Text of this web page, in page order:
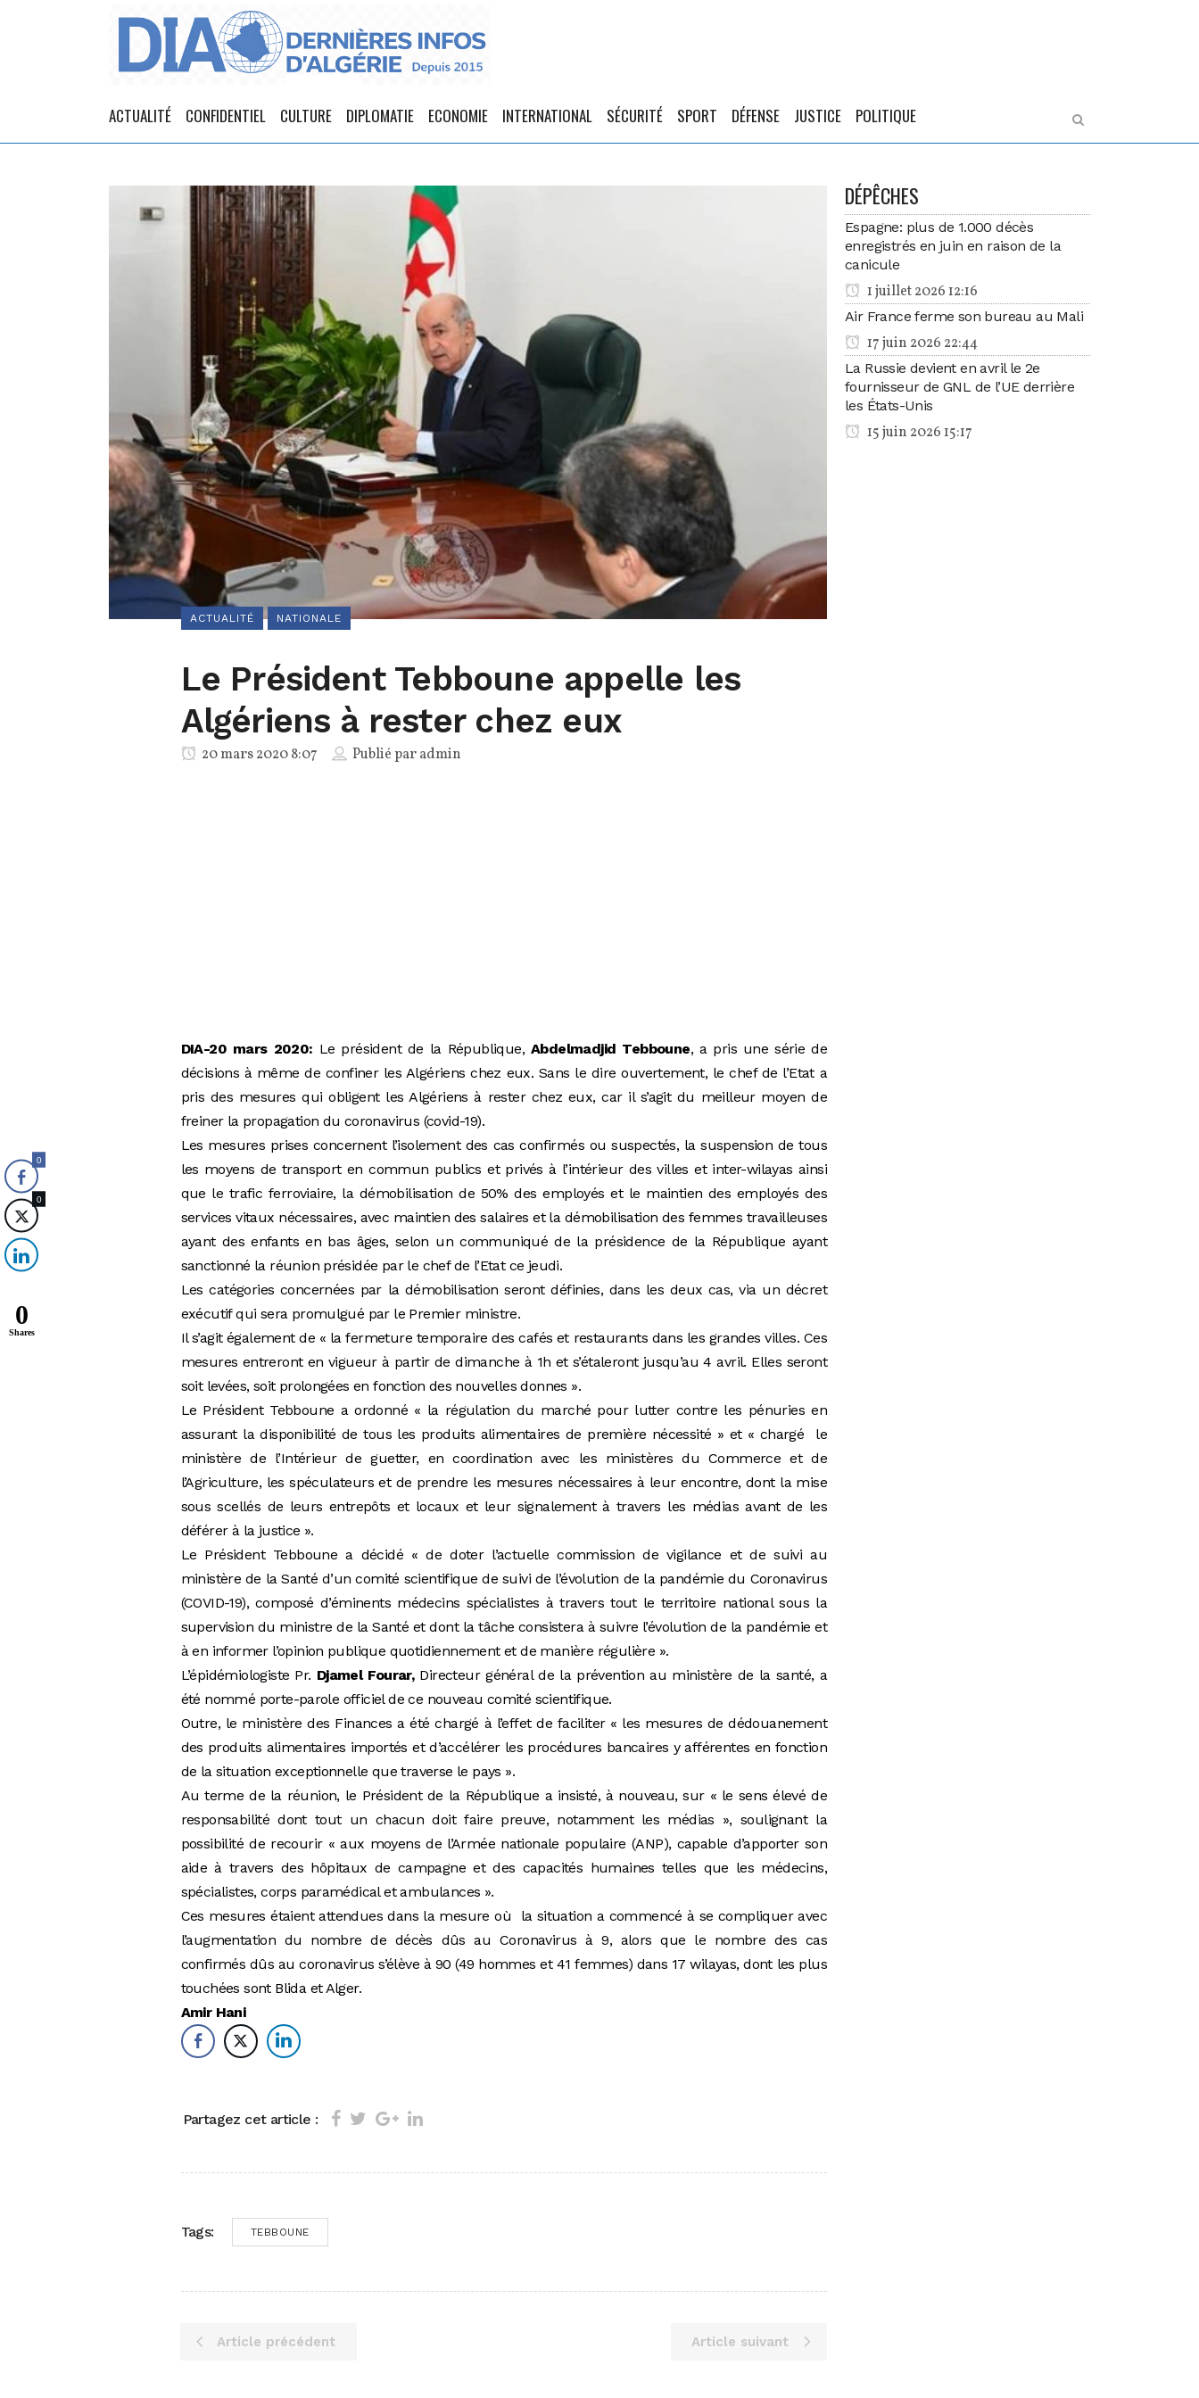
ACTUALITÉ CONFIDENTIEL CULTURE DIPLOMATIE ECONOMIE INTERNATIONAL SÉCURITÉ SPORT DÉFENSE JUSTICE POLITIQUE
ACTUALITÉ NATIONALE
Le Président Tebboune appelle les
Algériens à rester chez eux
20 mars 2020 8:07 Publié paradmin
DIA-20 mars 2020: Le président de la République, Abdelmadjid Tebboune, a pris une série de
décisions à même de confiner les Algériens chez eux. Sans le dire ouvertement, le chef de l’Etat a
pris des mesures qui obligent les Algériens à rester chez eux, car il s’agit du meilleur moyen de
freiner la propagation du coronavirus (covid-19).
Les mesures prises concernent l’isolement des cas confirmés ou suspectés, la suspension de tous
les moyens de transport en commun publics et privés à l’intérieur des villes et inter-wilayas ainsi
que le trafic ferroviaire, la démobilisation de 50% des employés et le maintien des employés des
services vitaux nécessaires, avec maintien des salaires et la démobilisation des femmes travailleuses
ayant des enfants en bas âges, selon un communiqué de la présidence de la République ayant
sanctionné la réunion présidée par le chef de l’Etat ce jeudi.
Les catégories concernées par la démobilisation seront définies, dans les deux cas, via un décret
exécutif qui sera promulgué par le Premier ministre.
Il s’agit également de « la fermeture temporaire des cafés et restaurants dans les grandes villes. Ces
mesures entreront en vigueur à partir de dimanche à 1h et s’étaleront jusqu’au 4 avril. Elles seront
soit levées, soit prolongées en fonction des nouvelles donnes ».
Le Président Tebboune a ordonné « la régulation du marché pour lutter contre les pénuries en
assurant la disponibilité de tous les produits alimentaires de première nécessité » et « chargé le
ministère de l’Intérieur de guetter, en coordination avec les ministères du Commerce et de
l’Agriculture, les spéculateurs et de prendre les mesures nécessaires à leur encontre, dont la mise
sous scellés de leurs entrepôts et locaux et leur signalement à travers les médias avant de les
déférer à la justice ».
Le Président Tebboune a décidé « de doter l’actuelle commission de vigilance et de suivi au
ministère de la Santé d’un comité scientifique de suivi de l’évolution de la pandémie du Coronavirus
(COVID-19), composé d’éminents médecins spécialistes à travers tout le territoire national sous la
supervision du ministre de la Santé et dont la tâche consistera à suivre l’évolution de la pandémie et
à en informer l’opinion publique quotidiennement et de manière régulière ».
L’épidémiologiste Pr. Djamel Fourar,Directeur général de la prévention au ministère de la santé, a
été nommé porte-parole officiel de ce nouveau comité scientifique.
Outre, le ministère des Finances a été chargé à l’effet de faciliter « les mesures de dédouanement
des produits alimentaires importés et d’accélérer les procédures bancaires y afférentes en fonction
de la situation exceptionnelle que traverse le pays ».
Au terme de la réunion, le Président de la République a insisté, à nouveau, sur « le sens élevé de
responsabilité dont tout un chacun doit faire preuve, notamment les médias », soulignant la
possibilité de recourir « aux moyens de l’Armée nationale populaire (ANP), capable d’apporter son
aide à travers des hôpitaux de campagne et des capacités humaines telles que les médecins,
spécialistes, corps paramédical et ambulances ».
Ces mesures étaient attendues dans la mesure où la situation a commencé à se compliquer avec
l’augmentation du nombre de décès dûs au Coronavirus à 9, alors que le nombre des cas
confirmés dûs au coronavirus s’élève à 90 (49 hommes et 41 femmes) dans 17 wilayas, dont les plus
touchées sont Blida et Alger.
Amir Hani
Partagez cet article :
Tags: TEBBOUNE
Article précédent Article suivant
DÉPÊCHES
Espagne: plus de 1.000 décès
enregistrés en juin en raison de la
canicule
1 juillet 2026 12:16
Air France ferme son bureau au Mali
17 juin 2026 22:44
La Russie devient en avril le 2e
fournisseur de GNL de l’UE derrière
les États-Unis
15 juin 2026 15:17
0
0
0
Shares